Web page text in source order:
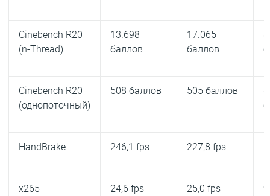
Cinebench R20
(n-Thread)
13.698
баллов
17.065
баллов
Cinebench R20
(однопоточный)
508 баллов 505 баллов
HandBrake 246,1 fps 227,8 fps
x265-
24,6 fps 25,0 fps